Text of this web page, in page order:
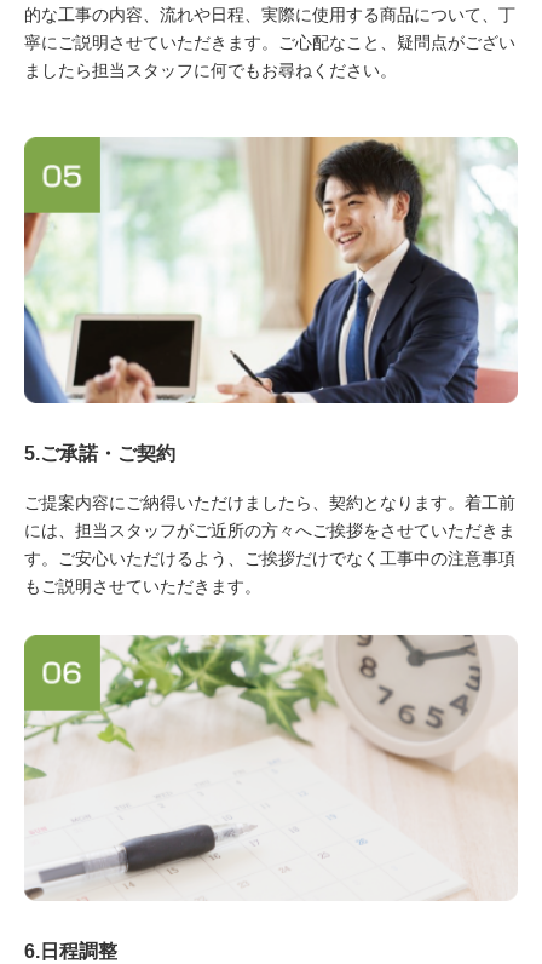
的な工事の内容、流れや日程、実際に使用する商品について、丁
寧にご説明させていただきます。ご心配なこと、疑問点がござい
ましたら担当スタッフに何でもお尋ねください。
5.ご承諾・ご契約
ご提案内容にご納得いただけましたら、契約となります。着工前
には、担当スタッフがご近所の方々へご挨拶をさせていただきま
す。ご安心いただけるよう、ご挨拶だけでなく工事中の注意事項
もご説明させていただきます。
6.日程調整